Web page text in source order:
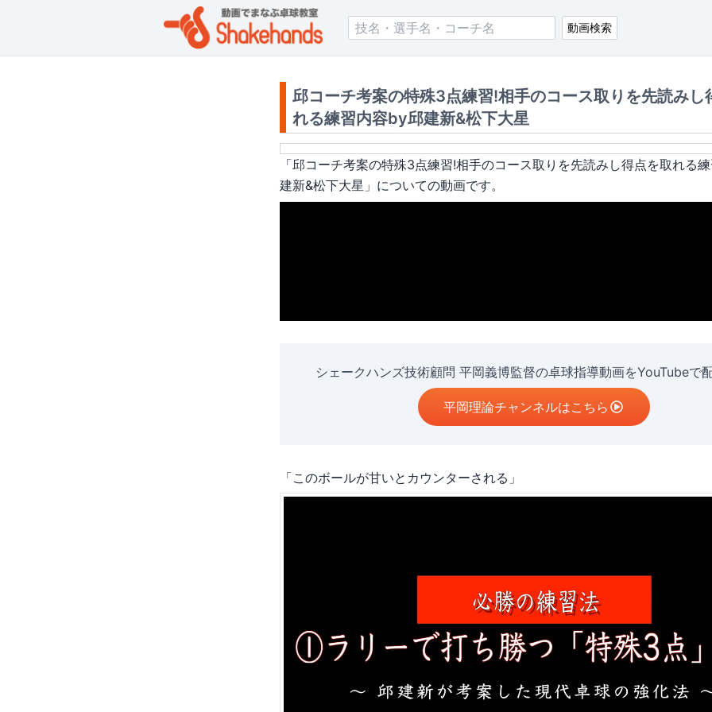
動画検索
邱コーチ考案の特殊3点練習!相手のコース取りを先読みし
れる練習内容by邱建新&松下大星
「邱コーチ考案の特殊3点練習!相手のコース取りを先読みし得点を取れる
建新&松下大星 」についての動画です。
シェークハンズ技術顧問 平岡義博監督の卓球指導動画をYouTubeで
平岡理論チャンネルはこちら
「このボールが甘いとカウンターされる」